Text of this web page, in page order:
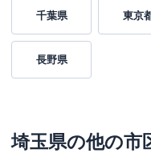
千葉県 東京
長野県
埼玉県の他の市